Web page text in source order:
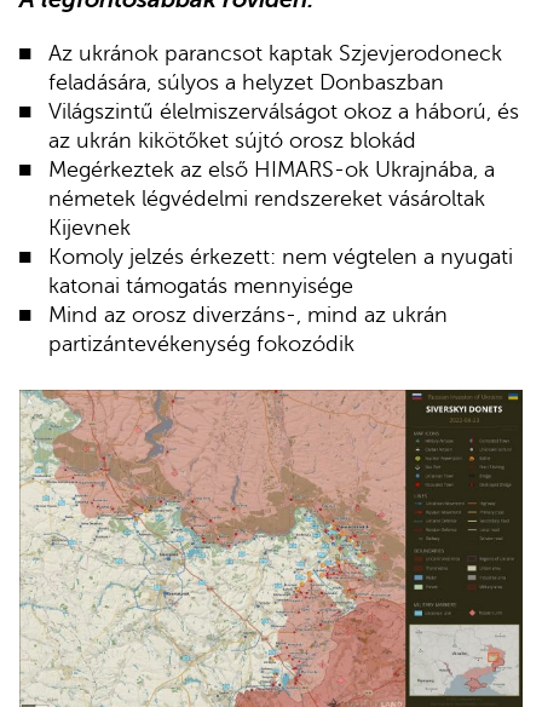
Az ukránok parancsot kaptak Szjevjerodoneck
feladására, súlyos a helyzet Donbaszban
Világszintű élelmiszerválságot okoz a háború, és
az ukrán kikötőket sújtó orosz blokád
Megérkeztek az első HIMARS-ok Ukrajnába, a
németek légvédelmi rendszereket vásároltak
Kijevnek
Komoly jelzés érkezett: nem végtelen a nyugati
katonai támogatás mennyisége
Mind az orosz diverzáns-, mind az ukrán
partizántevékenység fokozódik